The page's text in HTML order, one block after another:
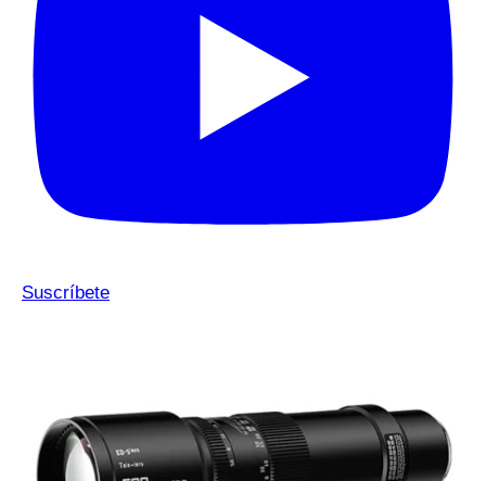
Suscríbete